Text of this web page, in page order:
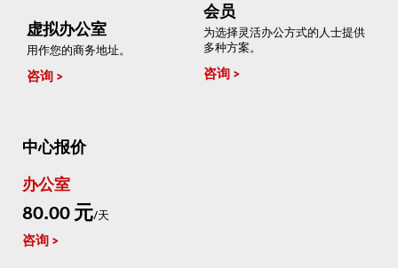
虚拟办公室
用作您的商务地址。
咨询
会员
为选择灵活办公方式的人士提供
多种方案。
咨询
中心报价
办公室
80.00 元/天
咨询